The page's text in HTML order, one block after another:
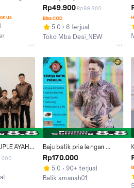
keris
Kantor Lengan Panjang
Mba Desi
Rp49.900Rp99.800
Bisa COD
5.0
6 terjual
Toko Mba Desi_NEW
AYAH
MOTIF
Bahan
Baju batik pria lengan
pendek motif keris bahan
katun lapis furingsolo
Rp170.000
5.0
90+ terjual
Batik amanah01